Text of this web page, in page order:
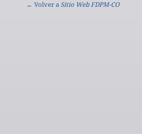
← Volver a Sitio Web FDPM-CO